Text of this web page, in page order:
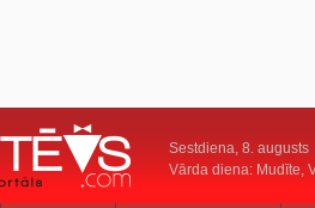
Sestdiena, 8. augusts
Vārda diena: Mudīte,